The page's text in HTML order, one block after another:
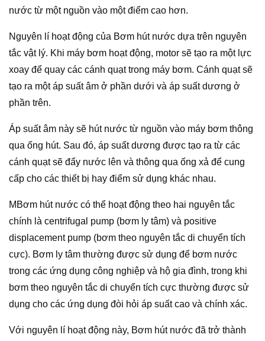
nước từ một nguồn vào một điểm cao hơn.
Nguyên lí hoạt động của Bơm hút nước dựa trên nguyên
tắc vật lý. Khi máy bơm hoạt động, motor sẽ tạo ra một lực
xoay để quay các cánh quạt trong máy bơm. Cánh quạt sẽ
tạo ra một áp suất âm ở phần dưới và áp suất dương ở
phần trên.
Áp suất âm này sẽ hút nước từ nguồn vào máy bơm thông
qua ống hút. Sau đó, áp suất dương được tạo ra từ các
cánh quạt sẽ đẩy nước lên và thông qua ống xả để cung
cấp cho các thiết bị hay điểm sử dụng khác nhau.
MBơm hút nước có thể hoạt động theo hai nguyên tắc
chính là centrifugal pump (bơm ly tâm) và positive
displacement pump (bơm theo nguyên tắc di chuyển tích
cực). Bơm ly tâm thường được sử dụng để bơm nước
trong các ứng dụng công nghiệp và hộ gia đình, trong khi
bơm theo nguyên tắc di chuyển tích cực thường được sử
dụng cho các ứng dụng đòi hỏi áp suất cao và chính xác.
Với nguyên lí hoạt động này, Bơm hút nước đã trở thành